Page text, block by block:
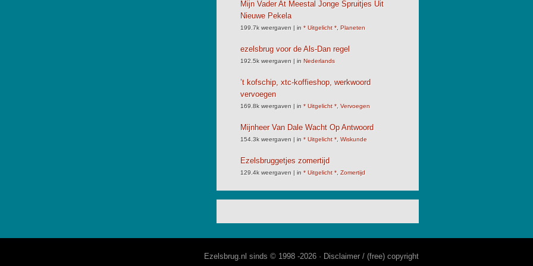
Mijn Vader At Meestal Jonge Spruitjes Uit
Nieuwe Pekela
199.7k weergaven | in * Uitgelicht *, Planeten
ezelsbrug voor de Als-Dan regel
192.5k weergaven | in Nederlands
’t kofschip, xtc-koffieshop, werkwoord
vervoegen
169.8k weergaven | in * Uitgelicht *, Vervoegen
Mijnheer Van Dale Wacht Op Antwoord
154.3k weergaven | in * Uitgelicht *, Wiskunde
Ezelsbruggetjes zomertijd
129.4k weergaven | in * Uitgelicht *, Zomertijd
Ezelsbrug.nl sinds © 1998 -2026 · Disclaimer / (free) copyright